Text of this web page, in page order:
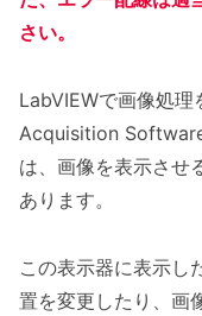
さい。
LabVIEWで画像処
Acquisition
は、画像を表示させ
あります。
この表示器に表示し
置を変更したり、画